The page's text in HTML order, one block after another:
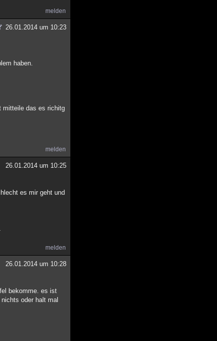
melden
26.01.2014 um 10:23
haben.
mitteile das es richitg
melden
26.01.2014 um 10:25
es mir geht und
melden
26.01.2014 um 10:28
bekomme. es ist
oder halt mal